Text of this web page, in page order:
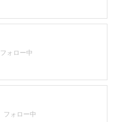
フォロー中
フォロー中